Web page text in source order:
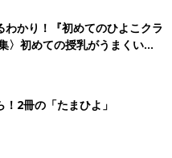
の早生まれ。第1子の時の
にすることが多かったで
母さんと仲良くなり想いを
クラスの子ができるように
はず』と思うように。焦ら
るのはコレだけです」
わかり！『初めてのひよこクラ
〉初めての授乳がうまくい
の基本と夏のトラブル 解決テ
2冊の「たまひよ」